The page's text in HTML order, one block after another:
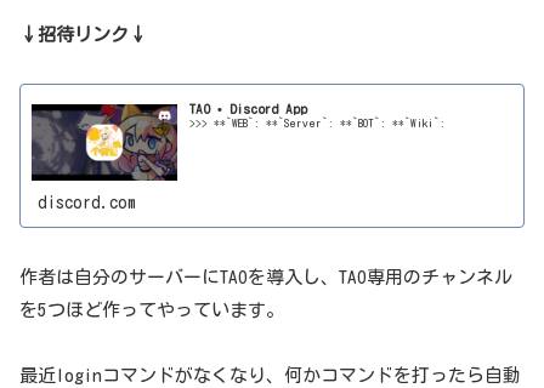
↓招待リンク↓
TAO • Discord App
>>> **`WEB`: **`Server`: **`BOT`: **`Wiki`:
discord.com
作者は自分のサーバーにTAOを導入し、TAO専用のチャンネル
を5つほど作ってやっています。
最近loginコマンドがなくなり、何かコマンドを打ったら自動